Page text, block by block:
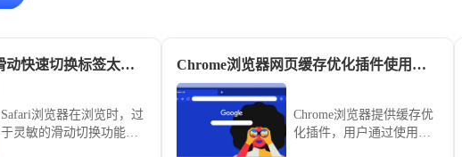
Safari浏览器左右滑动快速切换标签太灵敏怎么在设置关
Safari浏览器在浏览时，过
于灵敏的滑动切换功能常
Chrome浏览器网页缓存优化插件使用经验教程
Chrome浏览器提供缓存优
化插件，用户通过使用经